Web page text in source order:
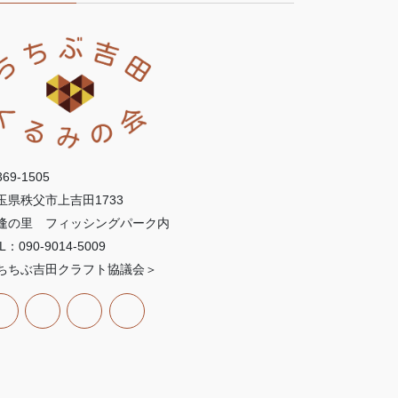
1505
県秩父市上吉田1733
の里 フィッシングパーク内
：090-9014-5009
ちぶ吉田クラフト協議会＞